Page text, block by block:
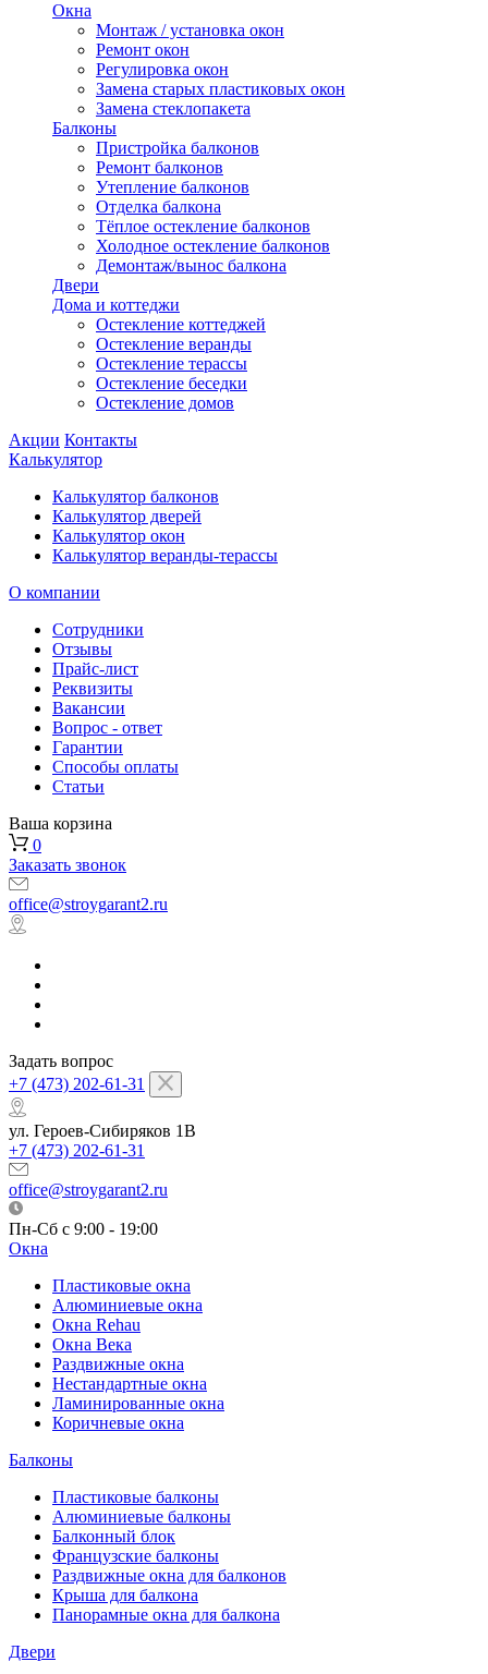
Окна
Монтаж / установка окон
Ремонт окон
Регулировка окон
Замена старых пластиковых окон
Замена стеклопакета
Балконы
Пристройка балконов
Ремонт балконов
Утепление балконов
Отделка балкона
Тёплое остекление балконов
Холодное остекление балконов
Демонтаж/вынос балкона
Двери
Дома и коттеджи
Остекление коттеджей
Остекление веранды
Остекление терассы
Остекление беседки
Остекление домов
Акции Контакты
Калькулятор
Калькулятор балконов
Калькулятор дверей
Калькулятор окон
Калькулятор веранды-терассы
О компании
Сотрудники
Отзывы
Прайс-лист
Реквизиты
Вакансии
Вопрос - ответ
Гарантии
Способы оплаты
Статьи
Ваша корзина
0
Заказать звонок
office@stroygarant2.ru
Задать вопрос
+7 (473) 202-61-31
ул. Героев-Сибиряков 1В
+7 (473) 202-61-31
office@stroygarant2.ru
Пн-Сб с 9:00 - 19:00
Окна
Пластиковые окна
Алюминиевые окна
Окна Rehau
Окна Века
Раздвижные окна
Нестандартные окна
Ламинированные окна
Коричневые окна
Балконы
Пластиковые балконы
Алюминиевые балконы
Балконный блок
Французские балконы
Раздвижные окна для балконов
Крыша для балкона
Панорамные окна для балкона
Двери